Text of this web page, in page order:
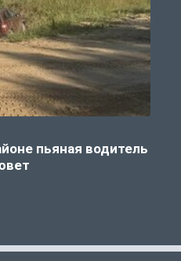
пьяная водитель